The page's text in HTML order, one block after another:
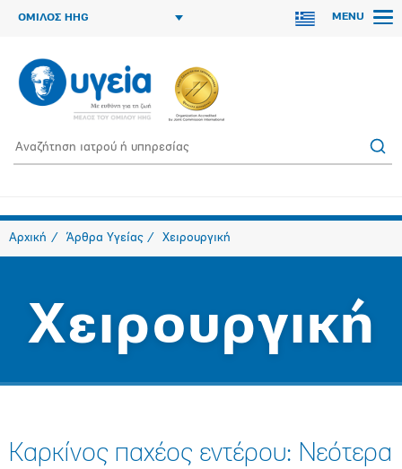
ΟΜΙΛΟΣ HHG MENU
Αρχική Άρθρα Υγείας Χειρουργική
Χειρουργική
Καρκίνος παχέος εντέρου: Νεότερα